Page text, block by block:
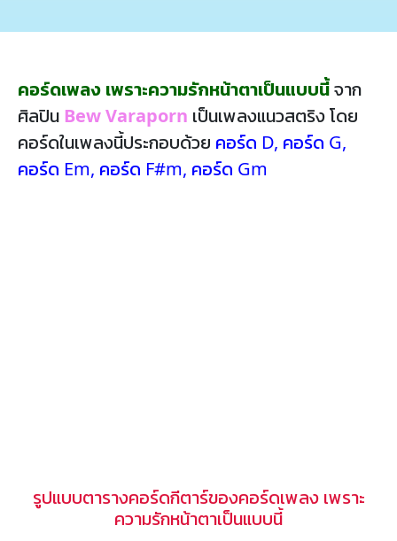
คอร์ดเพลง เพราะความรักหน้าตาเป็นแบบนี้จาก
ศิลปิน Bew Varaporn เป็นเพลงแนวสตริง โดย
คอร์ดในเพลงนี้ประกอบด้วย คอร์ด D, คอร์ด G,
คอร์ด Em, คอร์ด F#m, คอร์ด Gm
รูปแบบตารางคอร์ดกีตาร์ของคอร์ดเพลง เพราะ
ความรักหน้าตาเป็นแบบนี้